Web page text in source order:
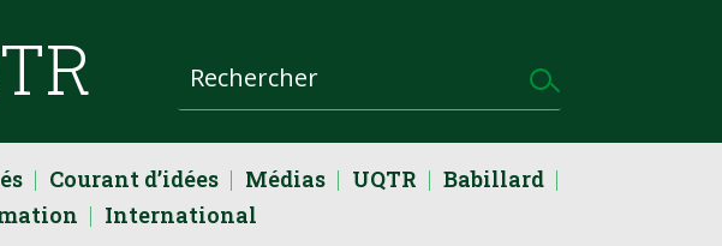
Courant d’idées Médias UQTR
Babillard
International